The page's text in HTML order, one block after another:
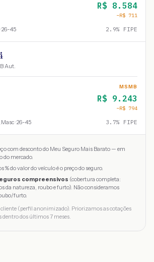
R$ 8.584
−R$ 711
26-45 2.9% FIPE
Aut.
MSMB
R$ 9.243
−R$ 794
Masc · 26-45 3.7% FIPE
com desconto do Meu Seguro Mais Barato — em
do mercado.
% do valor do veículo é o preço do seguro.
compreensivos (cobertura completa:
da natureza, roubo e furto). Não consideramos
furto.
(perfil anonimizado). Priorizamos as cotações
dentro dos últimos 7 meses.